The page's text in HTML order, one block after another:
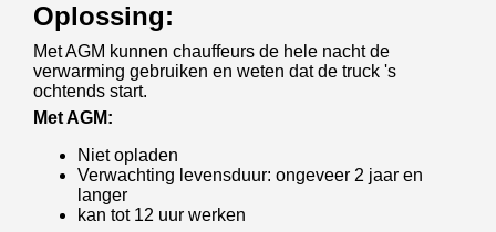
Oplossing:
Met AGM kunnen chauffeurs de hele nacht de
verwarming gebruiken en weten dat de truck 's
ochtends start.
Met AGM:
Niet opladen
Verwachting levensduur: ongeveer 2 jaar en
langer
kan tot 12 uur werken